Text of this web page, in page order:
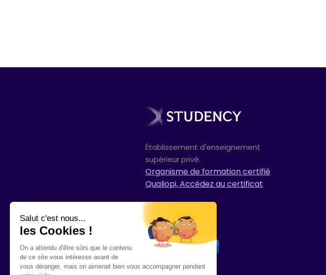
Salut c'est nous...
les Cookies !
On a attendu d'être sûrs que le contenu
de ce site vous intéresse avant de
vous déranger, mais on aimerait bien vous accompagner pendant
Établissement d'enseignement
supérieur privé.
Organisme de formation certifié
Qualiopi, Accédez au certificat